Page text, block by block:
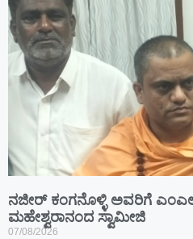
ನಜೀರ್ ಕಂಗನೊಳ್ಳಿ ಅವರಿಗೆ
ಮಹೇಶ್ವರಾನಂದ ಸ್ವಾಮೀಜಿ
07/08/2026